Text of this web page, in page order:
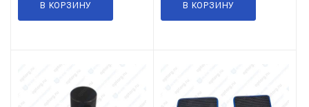
В КОРЗИНУ В КОРЗИНУ